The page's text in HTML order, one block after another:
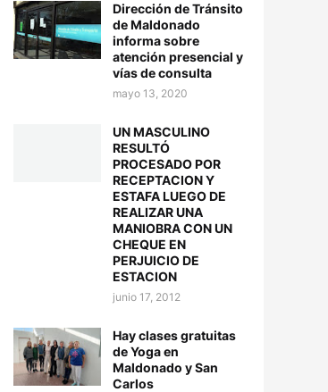
Dirección de Tránsito
de Maldonado
informa sobre
atención presencial y
vías de consulta
mayo 13, 2020
UN MASCULINO
RESULTÓ
PROCESADO POR
RECEPTACION Y
ESTAFA LUEGO DE
REALIZAR UNA
MANIOBRA CON UN
CHEQUE EN
PERJUICIO DE
ESTACION
junio 17, 2012
Hay clases gratuitas
de Yoga en
Maldonado y San
Carlos